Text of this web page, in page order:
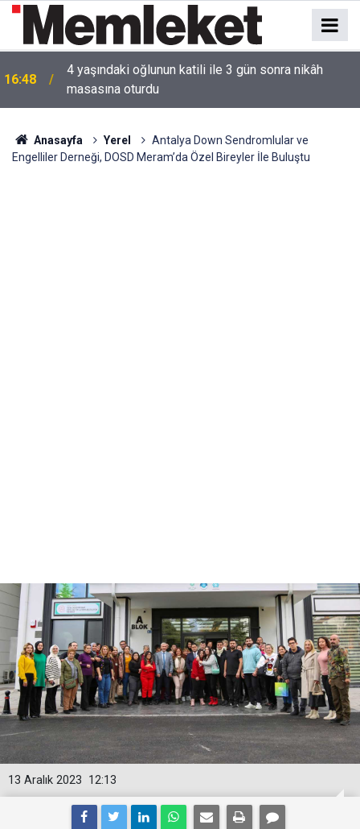
16:48
4 yaşındaki oğlunun katili ile 3 gün sonra nikâh
masasına oturdu
Anasayfa Yerel
Antalya Down Sendromlular ve
Engelliler Derneği, DOSD Meram’da Özel Bireyler İle Buluştu
12:13
13 Aralık 2023